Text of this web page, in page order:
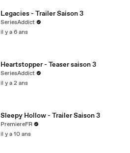
Legacies - Trailer Saison 3
SeriesAddict
il y a 6 ans
Heartstopper - Teaser saison 3
SeriesAddict
il y a 2 ans
Sleepy Hollow - Trailer Saison 3
PremiereFR
il y a 10 ans